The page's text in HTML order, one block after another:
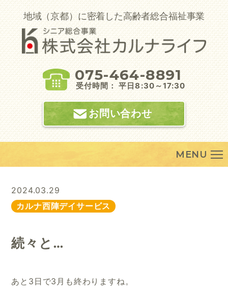
Skip
to
content
地域（京都）に密着した高齢者総合福祉事業
075-464-8891
受付時間： 平日8:30～17:30
お問い合わせ
MENU
2024.03.29
カルナ西陣デイサービス
続々と…
あと3日で3月も終わりますね。